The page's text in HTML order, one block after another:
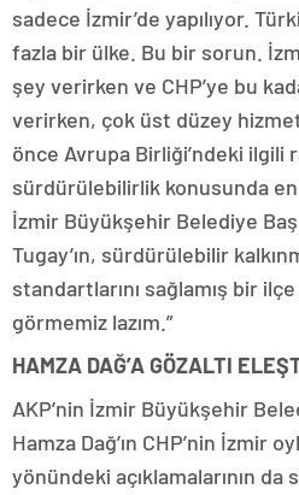
sadece İzmir’de yapılıyor.
fazla bir ülke. Bu bir sorun.
şey verirken ve CHP’ye bu
verirken, çok üst düzey
önce Avrupa Birliği’ndeki ilgili
sürdürülebilirlik konusunda en
İzmir Büyükşehir Belediye
Tugay’ın, sürdürülebilir
standartlarını sağlamış bir
görmemiz lazım.”
HAMZA DAĞ’A GÖZALTI
AKP’nin İzmir Büyükşehir
Hamza Dağ’ın CHP’nin İzmir
yönündeki açıklamalarının da